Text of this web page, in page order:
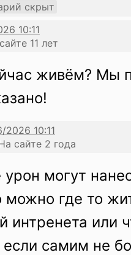
скрыт
11 лет
живём? Мы
сайте 2 года
могут
можно где то
интренета или
если самим не